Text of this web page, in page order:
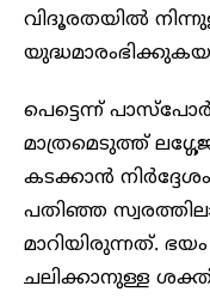
വിദൂരതയിൽ
പെട്ടെന്ന്
മാത്രമെടുത്ത്
കടക്കാൻ
പതിഞ്ഞ
മാറിയിരുന്നത്.
ചലിക്കാനുള്ള